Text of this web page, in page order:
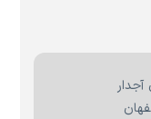
آجدار